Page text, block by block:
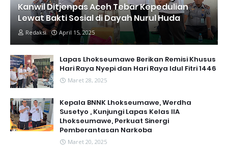
Kanwil Ditjenpas Aceh Tebar Kepedulian
Lewat Bakti Sosial di Dayah Nurul Huda
Redaksi April 15, 2025
Lapas Lhokseumawe Berikan Remisi Khusus
Hari Raya Nyepi dan Hari Raya Idul Fitri 1446
Maret 28, 2025
Kepala BNNK Lhokseumawe, Werdha
Susetyo , Kunjungi Lapas Kelas IIA
Lhokseumawe, Perkuat Sinergi
Pemberantasan Narkoba
Maret 20, 2025